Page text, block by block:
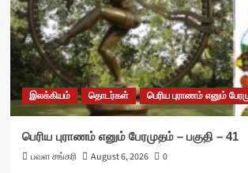
இலக்கியம் தொடர்கள் பெரிய புராணம் எனும்
பெரிய புராணம் எனும் பேரமுதம் – பகுதி – 41
பவள சங்கரி
August 6, 2026 0